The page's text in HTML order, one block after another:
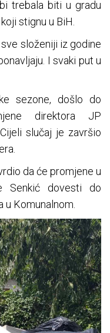
trebala biti u gradu
stignu u BiH.
složeniji iz godine
I svaki put u
sezone, došlo do
direktora JP
slučaj je završio
da će promjene u
Senkić dovesti do
u Komunalnom.